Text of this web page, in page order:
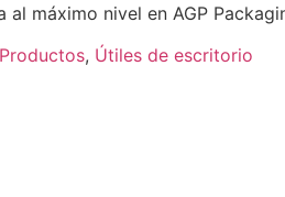
máximo nivel en AGP
Productos, Útiles de escritorio